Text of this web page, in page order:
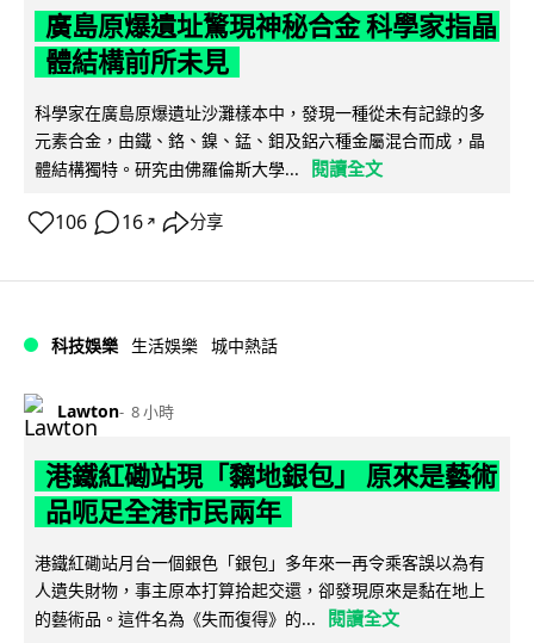
廣島原爆遺址驚現神秘合金 科學家指晶
體結構前所未見
科學家在廣島原爆遺址沙灘樣本中，發現一種從未有記錄的多
元素合金，由鐵、鉻、鎳、錳、鉬及鋁六種金屬混合而成，晶
體結構獨特。研究由佛羅倫斯大學...
閱讀全文
106 16 ↗ 分享
科技娛樂 生活娛樂 城中熱話
Lawton 8 小時
港鐵紅磡站現「黐地銀包」 原來是藝術
品呃足全港市民兩年
港鐵紅磡站月台一個銀色「銀包」多年來一再令乘客誤以為有
人遺失財物，事主原本打算拾起交還，卻發現原來是黏在地上
的藝術品。這件名為《失而復得》的...
閱讀全文